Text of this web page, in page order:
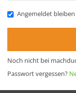
Angemeldet bleiben
Noch nicht bei
Passwort vergessen?